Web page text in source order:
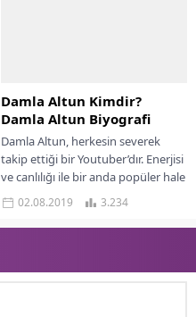
Damla Altun Kimdir?
Damla Altun Biyografi
Damla Altun, herkesin severek
takip ettiği bir Youtuber’dır. Enerjisi
ve canlılığı ile bir anda popüler hale
gelen güzel vlogger, güzellik,...
02.08.2019 3.234